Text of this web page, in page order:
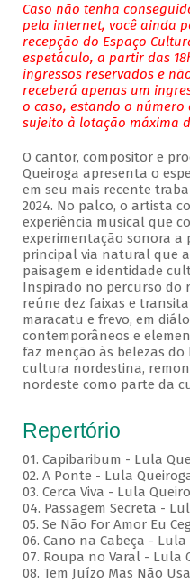
Caso não tenha
pela internet, você ainda
recepção do Espaço
espetáculo, a partir das
ingressos reservados e
receberá apenas um
o caso, estando o número
sujeito à lotação máxima
O cantor, compositor e
Queiroga apresenta o
em seu mais recente
2024. No palco, o artista
experiência musical que
experimentação sonora a
principal via natural que
paisagem e identidade
Inspirado no percurso do
reúne dez faixas e
maracatu e frevo, em
contemporâneos e
faz menção às belezas do
cultura nordestina,
nordeste como parte da
Repertório
01. Capibaribum - Lula
02. A Ponte - Lula
03. Cerca Viva - Lula
04. Passagem Secreta -
05. Se Não For Amor Eu
06. Cano na Cabeça - Lula
07. Roupa no Varal - Lula
08. Tem Juízo Mas Não